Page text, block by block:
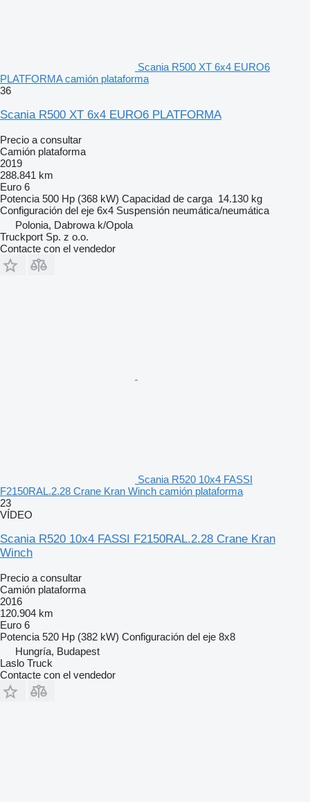
Scania R500 XT 6x4 EURO6
PLATFORMA camión plataforma
36
Scania R500 XT 6x4 EURO6 PLATFORMA
Precio a consultar
Camión plataforma
2019
288.841 km
Euro 6
Potencia 500 Hp (368 kW) Capacidad de carga 14.130 kg
Configuración del eje 6x4 Suspensión neumática/neumática
Polonia, Dabrowa k/Opola
Truckport Sp. z o.o.
Contacte con el vendedor
Scania R520 10x4 FASSI
F2150RAL.2.28 Crane Kran Winch camión plataforma
23
VÍDEO
Scania R520 10x4 FASSI F2150RAL.2.28 Crane Kran
Winch
Precio a consultar
Camión plataforma
2016
120.904 km
Euro 6
Potencia 520 Hp (382 kW) Configuración del eje 8x8
Hungría, Budapest
Laslo Truck
Contacte con el vendedor